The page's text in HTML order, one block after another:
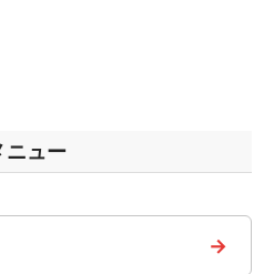
ニュー
→